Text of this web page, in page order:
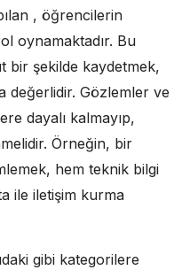
, öğrencilerin
oynamaktadır. Bu
bir şekilde kaydetmek,
değerlidir. Gözlemler ve
dayalı kalmayıp,
Örneğin, bir
hem teknik bilgi
ile iletişim kurma
gibi kategorilere